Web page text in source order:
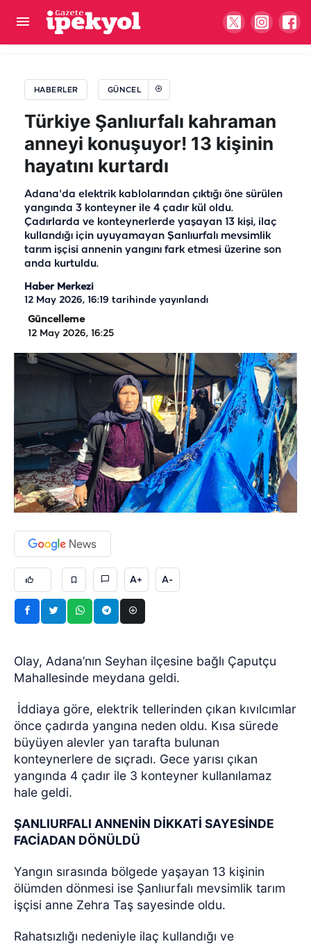
HABERLER GÜNCEL
Türkiye Şanlıurfalı kahraman
anneyi konuşuyor! 13 kişinin
hayatını kurtardı
Adana'da elektrik kablolarından çıktığı öne sürülen
yangında 3 konteyner ile 4 çadır kül oldu.
Çadırlarda ve konteynerlerde yaşayan 13 kişi, ilaç
kullandığı için uyuyamayan Şanlıurfalı mevsimlik
tarım işçisi annenin yangını fark etmesi üzerine son
anda kurtuldu.
Haber Merkezi
12 May 2026, 16:19 tarihinde yayınlandı
Güncelleme
12 May 2026, 16:25
A+ A-
Olay, Adana’nın Seyhan ilçesine bağlı Çaputçu
Mahallesinde meydana geldi.
İddiaya göre, elektrik tellerinden çıkan kıvılcımlar
önce çadırda yangına neden oldu. Kısa sürede
büyüyen alevler yan tarafta bulunan
konteynerlere de sıçradı. Gece yarısı çıkan
yangında 4 çadır ile 3 konteyner kullanılamaz
hale geldi.
ŞANLIURFALI ANNENİN DİKKATİ SAYESİNDE
FACİADAN DÖNÜLDÜ
Yangın sırasında bölgede yaşayan 13 kişinin
ölümden dönmesi ise Şanlıurfalı mevsimlik tarım
işçisi anne Zehra Taş sayesinde oldu.
Rahatsızlığı nedeniyle ilaç kullandığı ve
Bağ evi yapmak isteyen Şanlıurfalılar dikkat!